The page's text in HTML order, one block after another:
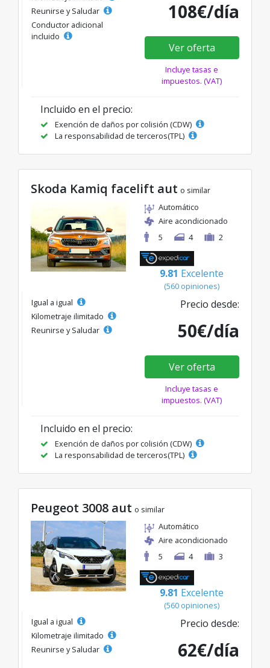
Reunirse y Saludar
Conductor adicional
incluido
108€/día
Ver oferta
Incluye tasas e
impuestos. (VAT)
Incluido en el precio:
Exención de daños por colisión (CDW)
La responsabilidad de terceros(TPL)
Skoda Kamiq facelift aut o similar
Automático
Aire acondicionado
5
4 2
9.81 Excelente
(560 opiniones)
Igual a igual
Kilometraje ilimitado
Reunirse y Saludar
Precio desde:
50€/día
Ver oferta
Incluye tasas e
impuestos. (VAT)
Incluido en el precio:
Exención de daños por colisión (CDW)
La responsabilidad de terceros(TPL)
Peugeot 3008 aut o similar
Automático
Aire acondicionado
5
4 3
9.81 Excelente
(560 opiniones)
Igual a igual
Kilometraje ilimitado
Reunirse y Saludar
Precio desde:
62€/día